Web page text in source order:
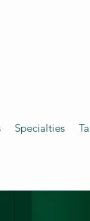
Specialties